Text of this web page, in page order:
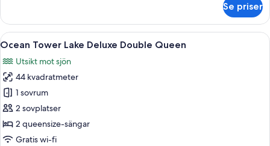
King+
Breakfast
for
2
(9:00~10:30am)
+
Wellness
Club
Kitchen
2nd
session]Sun
Sun
Suite
King+
Breakfast
for
2
(9:00~10:30am)
+
Se priser
Öppna
alla
foton
för
Ocean
Tower
Lake
Deluxe
Duntäcken, minibar,
7
Ocean Tower Lake Deluxe Double Queen
Utsikt mot sjön
44 kvadratmeter
1 sovrum
2 sovplatser
2 queensize-sängar
Gratis wi-fi